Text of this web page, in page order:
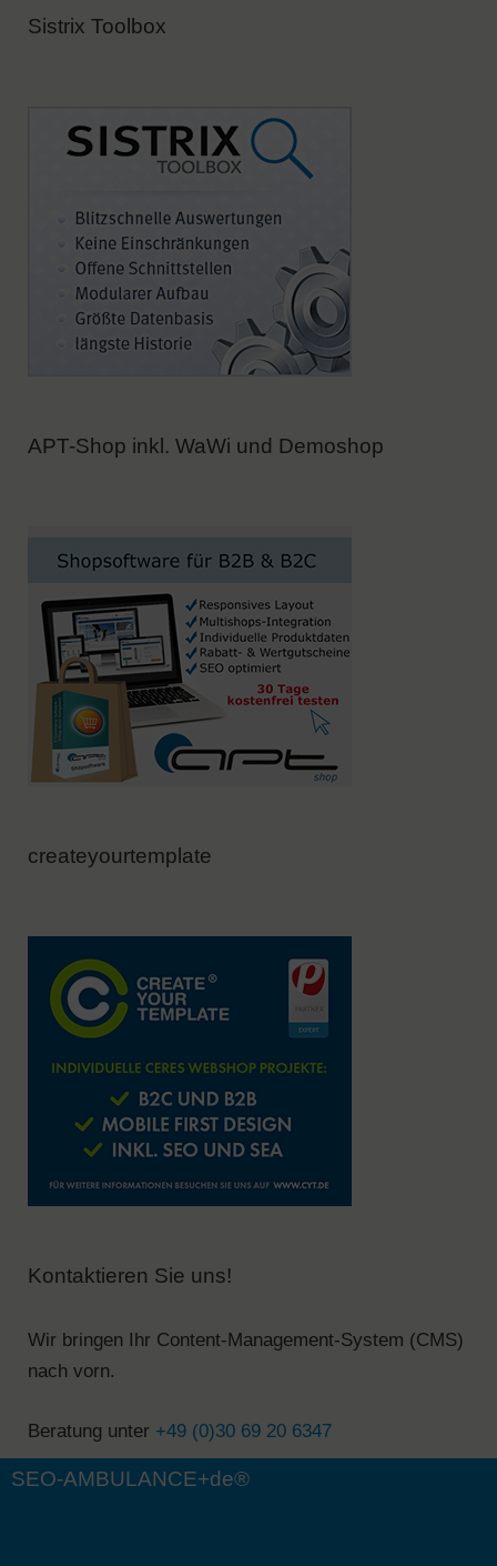
Sistrix Toolbox
APT-Shop inkl. WaWi und Demoshop
createyourtemplate
Kontaktieren Sie uns!
Wir bringen Ihr Content-Management-System (CMS)
nach vorn.
Beratung unter +49 (0)30 69 20 6347
SEO-AMBULANCE+de®